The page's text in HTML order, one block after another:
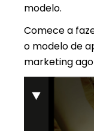
modelo.
Comece a
o modelo de
marketing